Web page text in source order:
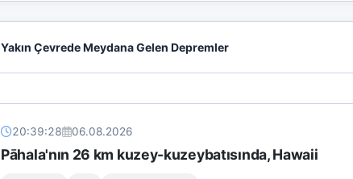
Yakın Çevrede Meydana Gelen Depremler
20:39:28 06.08.2026
Pāhala'nın 26 km kuzey-kuzeybatısında, Hawaii